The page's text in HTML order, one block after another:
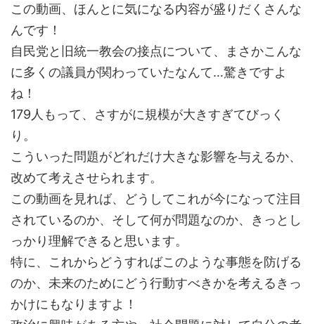
この動画、ほんとに気になる内容が盛りだくさんな
んです！
自民党と旧統一教会の接点について、まさかこんな
に多くの議員が関わっていたなんて…驚きですよ
ね！
179人もって、さすがに規模が大きすぎてびっく
り。
こういった問題がどれだけ大きな影響を与えるか、
改めて考えさせられます。
この動画を見れば、どうしてこれが今になって注目
されているのか、そして何が問題なのか、きっとし
っかり理解できると思います。
特に、これからどうすればこのような事態を防げる
のか、未来のためにどう行動すべきかを考えるきっ
かけにもなりますよ！